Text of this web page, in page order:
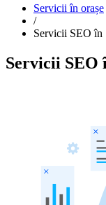
Servicii în orașe
/
Servicii SEO în
Servicii SEO